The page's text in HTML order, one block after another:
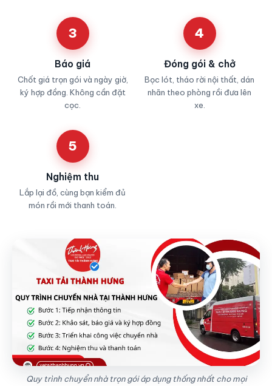
3
Báo giá
Chốt giá trọn gói và ngày giờ,
ký hợp đồng. Không cần đặt
cọc.
4
Đóng gói & chở
Bọc lót, tháo rời nội thất, dán
nhãn theo phòng rồi đưa lên
xe.
5
Nghiệm thu
Lắp lại đồ, cùng bạn kiểm đủ
món rồi mới thanh toán.
Quy trình chuyển nhà trọn gói áp dụng thống nhất cho mọi